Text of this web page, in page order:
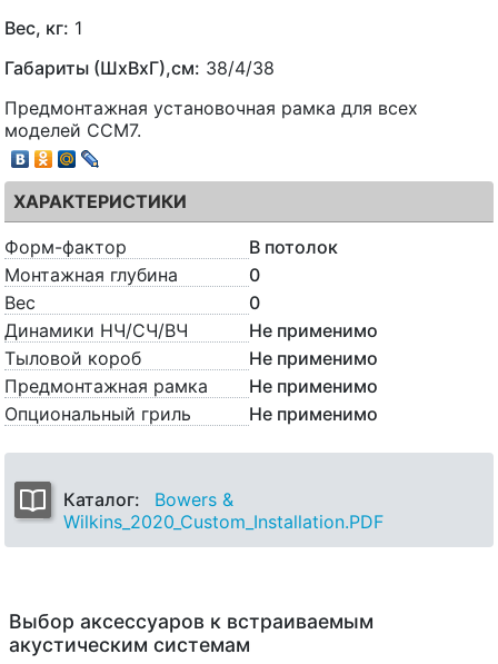
Вес, кг: 1
Габариты (ШхВхГ),см: 38/4/38
Предмонтажная установочная рамка для всех
моделей CCM7.
ХАРАКТЕРИСТИКИ
Форм-фактор
В потолок
Монтажная глубина
0
Вес
0
Динамики НЧ/CЧ/ВЧ
Не применимо
Тыловой короб
Не применимо
Предмонтажная рамка
Не применимо
Опциональный гриль
Не применимо
Каталог:
Bowers &
Wilkins_2020_Custom_Installation.PDF
Выбор аксессуаров к встраиваемым
акустическим системам